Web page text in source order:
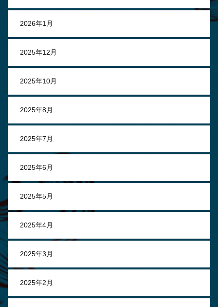
2026年1月
2025年12月
2025年10月
2025年8月
2025年7月
2025年6月
2025年5月
2025年4月
2025年3月
2025年2月